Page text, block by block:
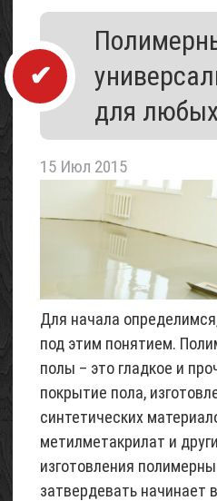
для
15 Июл 2015
Для начала
под этим понятием.
полы – это гладкое и
покрытие пола,
синтетических
метилметакрилат и
изготовления
затвердевать начинает
Каталог
организаций
летнего
«Шалаш»
Май
2017
Проект
трехэтажного
домика
для
6
соток
(с